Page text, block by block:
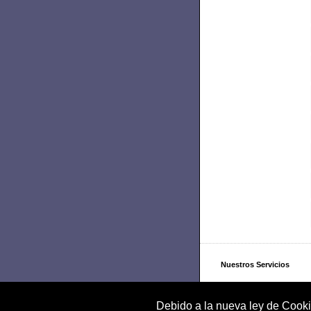
Debido a la nueva ley de
Nuestros Servicios
Formas de Contacto